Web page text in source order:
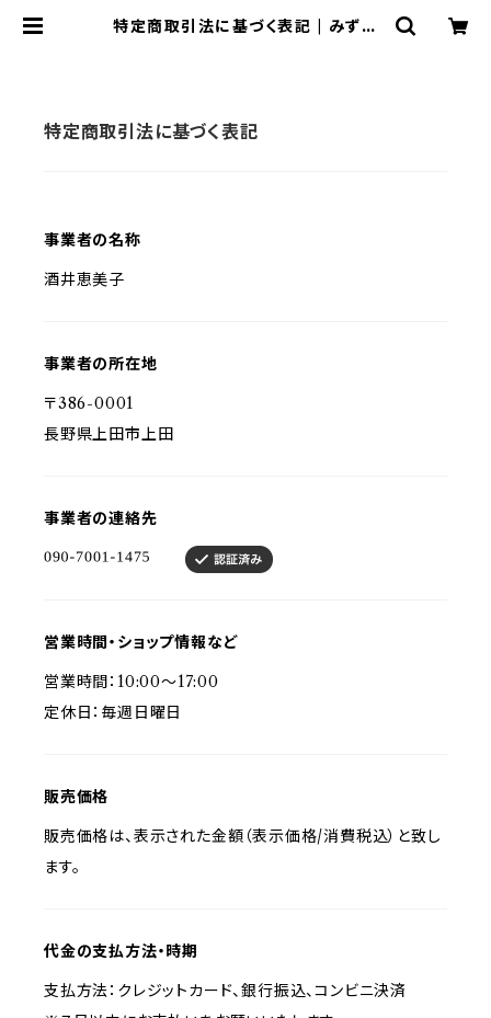
特定商取引法に基づく表記 | みずい
特定商取引法に基づく表記
事業者の名称
酒井恵美子
事業者の所在地
〒386-0001
長野県上田市上田
事業者の連絡先
営業時間・ショップ情報など
営業時間：10:00～17:00
定休日：毎週日曜日
販売価格
販売価格は、表示された金額（表示価格/消費税込）と致し
ます。
代金の支払方法・時期
支払方法：クレジットカード、銀行振込、コンビニ決済